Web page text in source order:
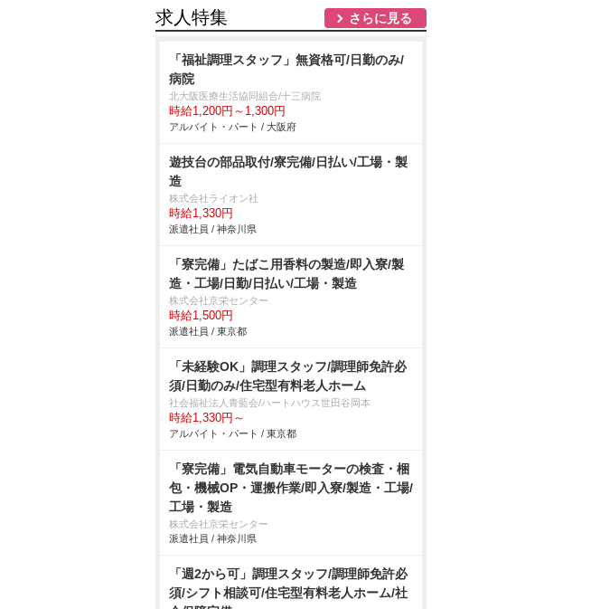
求人特集 さらに見る
「福祉調理スタッフ」無資格可/日勤のみ/
病院
北大阪医療生活協同組合/十三病院
時給1,200円～1,300円
アルバイト・パート / 大阪府
遊技台の部品取付/寮完備/日払い/工場・製
造
株式会社ライオン社
時給1,330円
派遣社員 / 神奈川県
「寮完備」たばこ用香料の製造/即入寮/製
造・工場/日勤/日払い/工場・製造
株式会社京栄センター
時給1,500円
派遣社員 / 東京都
「未経験OK」調理スタッフ/調理師免許必
須/日勤のみ/住宅型有料老人ホーム
社会福祉法人青藍会/ハートハウス世田谷岡本
時給1,330円～
アルバイト・パート / 東京都
「寮完備」電気自動車モーターの検査・梱
包・機械OP・運搬作業/即入寮/製造・工場/
工場・製造
株式会社京栄センター
派遣社員 / 神奈川県
「週2から可」調理スタッフ/調理師免許必
須/シフト相談可/住宅型有料老人ホーム/社